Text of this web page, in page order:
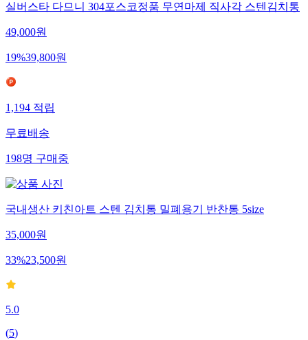
실버스타 다므니 304포스코정품 무연마제 직사각 스텐김치통
49,000원
19%39,800원
1,194 적립
무료배송
198명 구매중
국내생산 키친아트 스텐 김치통 밀폐용기 반찬통 5size
35,000원
33%23,500원
5.0
(5)